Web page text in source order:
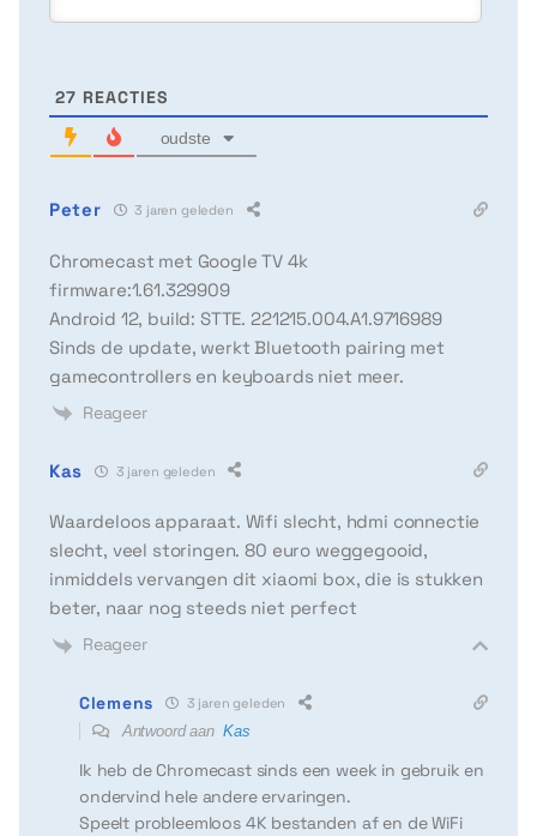
27 REACTIES
oudste
Peter 3 jaren geleden
Chromecast met Google TV 4k
firmware:1.61.329909
Android 12, build: STTE. 221215.004.A1.9716989
Sinds de update, werkt Bluetooth pairing met
gamecontrollers en keyboards niet meer.
Reageer
Kas 3 jaren geleden
Waardeloos apparaat. Wifi slecht, hdmi connectie
slecht, veel storingen. 80 euro weggegooid,
inmiddels vervangen dit xiaomi box, die is stukken
beter, naar nog steeds niet perfect
Reageer
Clemens 3 jaren geleden
Antwoord aanKas
Ik heb de Chromecast sinds een week in gebruik en
ondervind hele andere ervaringen.
Speelt probleemloos 4K bestanden af en de WiFi